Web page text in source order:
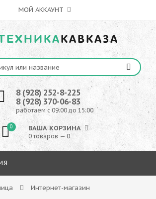
МОЙ АККАУНТ
КАВКАЗА
8 (928) 252-8-225
8 (928) 370-06-83
работаем с 09:00 до 15:00
0 ВАША КОРЗИНА
0 товаров — 0
Интернет-магазин